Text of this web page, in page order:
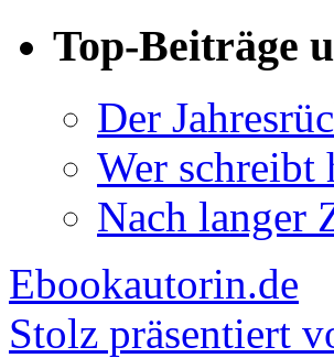
Top-Beiträge
Der
Wer schreibt
Nach langer
Ebookautorin.de
Stolz präsentiert